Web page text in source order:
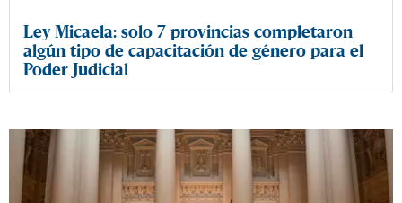
Ley Micaela: solo 7 provincias completaron
algún tipo de capacitación de género para el
Poder Judicial